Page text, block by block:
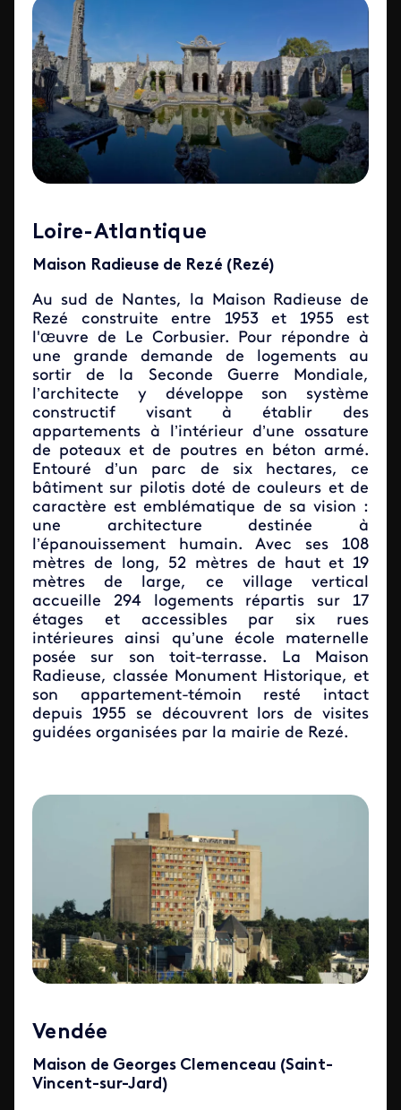
Loire-Atlantique
Maison Radieuse de Rezé (Rezé)
Au sud de Nantes, la Maison Radieuse de
Rezé construite entre 1953 et 1955 est
l'œuvre de Le Corbusier. Pour répondre à
une grande demande de logements au
sortir de la Seconde Guerre Mondiale,
l’architecte y développe son système
constructif visant à établir des
appartements à l’intérieur d’une ossature
de poteaux et de poutres en béton armé.
Entouré d’un parc de six hectares, ce
bâtiment sur pilotis doté de couleurs et de
caractère est emblématique de sa vision :
une architecture destinée à
l’épanouissement humain. Avec ses 108
mètres de long, 52 mètres de haut et 19
mètres de large, ce village vertical
accueille 294 logements répartis sur 17
étages et accessibles par six rues
intérieures ainsi qu’une école maternelle
posée sur son toit-terrasse. La Maison
Radieuse, classée Monument Historique, et
son appartement-témoin resté intact
depuis 1955 se découvrent lors de visites
guidées organisées par la mairie de Rezé.
Vendée
Maison de Georges Clemenceau (Saint-
Vincent-sur-Jard)